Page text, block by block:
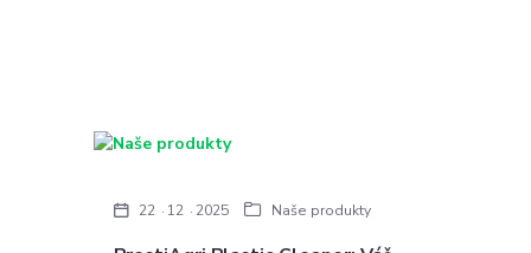
22 12 2025 Naše produkty